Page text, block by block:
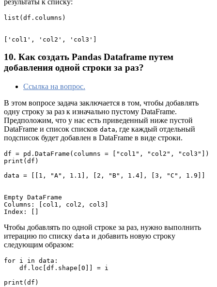
list(df.columns)
['col1', 'col2', 'col3']
10. Как создать Pandas Dataframe путем
добавления одной строки за раз?
Ссылка на вопрос.
В этом вопросе задача заключается в том, чтобы добавлять
одну строку за раз к изначально пустому DataFrame.
Предположим, что у нас есть приведенный ниже пустой
DataFrame и список списков data, где каждый отдельный
подсписок будет добавлен в DataFrame в виде строки.
df = pd.DataFrame(columns = ["col1", "col2", "col3"])
print(df)
data = [[1, "A", 1.1], [2, "B", 1.4], [3, "C", 1.9]]
Empty DataFrame
Columns: [col1, col2, col3]
Index: []
Чтобы добавлять по одной строке за раз, нужно выполнить
итерацию по списку data и добавить новую строку
следующим образом:
for i in data:
print(df)